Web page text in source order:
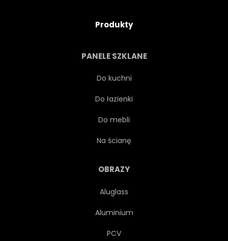
STILL-LIFE
Produkty
PANELE SZKLANE
Do kuchni
Do łazienki
Do mebli
Na ścianę
OBRAZY
Aluglass
Aluminium
PCV